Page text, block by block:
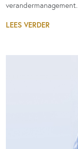
verandermanagement.
LEES VERDER